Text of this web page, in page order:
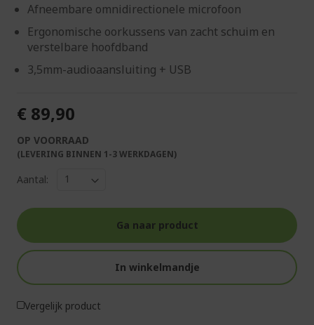
Afneembare omnidirectionele microfoon
Ergonomische oorkussens van zacht schuim en
verstelbare hoofdband
3,5mm-audioaansluiting + USB
€ 89,90
OP VOORRAAD
(LEVERING BINNEN 1-3 WERKDAGEN)
Aantal:
Ga naar product
In winkelmandje
Vergelijk product